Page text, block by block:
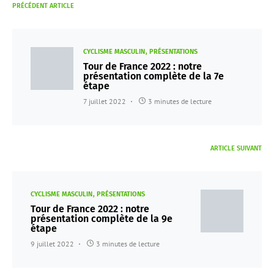
PRÉCÉDENT ARTICLE
CYCLISME MASCULIN PRÉSENTATIONS
Tour de France 2022 : notre
présentation complète de la 7e
étape
7 juillet 2022 3 minutes de lecture
ARTICLE SUIVANT
CYCLISME MASCULIN PRÉSENTATIONS
Tour de France 2022 : notre
présentation complète de la 9e
étape
9 juillet 2022 3 minutes de lecture